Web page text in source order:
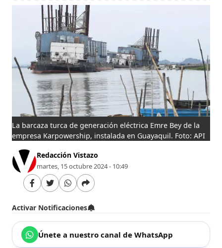
La barcaza turca de generación eléctrica Emre Bey de la
empresa Karpowership, instalada en Guayaquil. Foto: API
Redacción Vistazo
martes, 15 octubre 2024 - 10:49
Activar Notificaciones
Únete a nuestro canal de WhatsApp